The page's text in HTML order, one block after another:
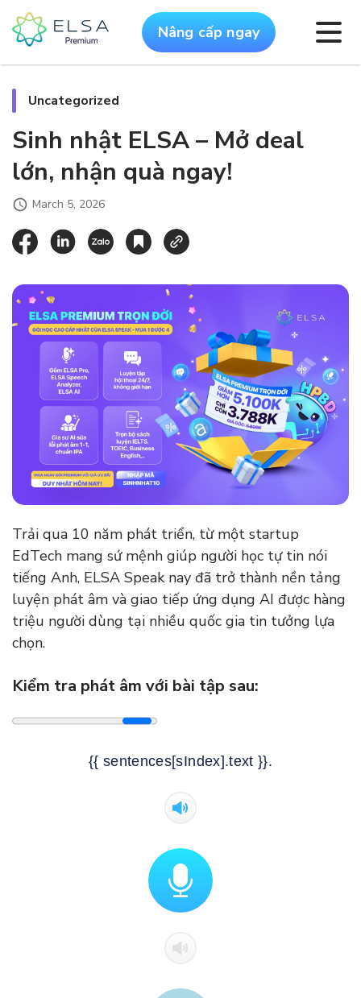
Nâng cấp ngay
Uncategorized
Sinh nhật ELSA – Mở deal
lớn, nhận quà ngay!
March 5, 2026
Trải qua 10 năm phát triển, từ một startup
EdTech mang sứ mệnh giúp người học tự tin nói
tiếng Anh, ELSA Speak nay đã trở thành nền tảng
luyện phát âm và giao tiếp ứng dụng AI được hàng
triệu người dùng tại nhiều quốc gia tin tưởng lựa
chọn.
Kiểm tra phát âm với bài tập sau:
{{ sentences[sIndex].text }}.